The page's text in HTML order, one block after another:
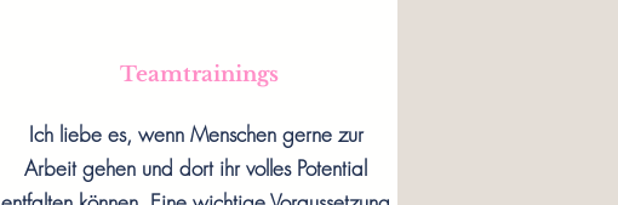
Teamtrainings
Ich liebe es, wenn Menschen gerne zur
Arbeit gehen und dort ihr volles Potential